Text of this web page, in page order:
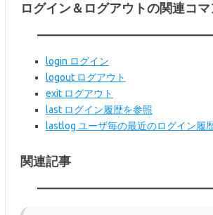
ログイン＆ログアウトの関連コマ
login ログイン
logout ログアウト
exit ログアウト
last ログイン履歴を参照
lastlog ユーザ毎の最近のログイン履
関連記事